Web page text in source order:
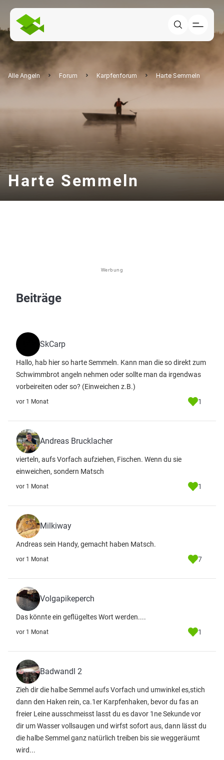
Alle Angeln Forum Karpfenforum Harte Semmeln
Harte Semmeln
Werbung
Beiträge
SkCarp
Hallo, hab hier so harte Semmeln. Kann man die so direkt zum
Schwimmbrot angeln nehmen oder sollte man da irgendwas
vorbeireiten oder so? (Einweichen z.B.)
vor 1 Monat 1
Andreas Brucklacher
vierteln, aufs Vorfach aufziehen, Fischen. Wenn du sie
einweichen, sondern Matsch
vor 1 Monat 1
Milkiway
Andreas sein Handy, gemacht haben Matsch.
vor 1 Monat 7
Volgapikeperch
Das könnte ein geflügeltes Wort werden....
vor 1 Monat 1
Badwandl 2
Zieh dir die halbe Semmel aufs Vorfach und umwinkel es,stich
dann den Haken rein, ca.1er Karpfenhaken, bevor du fas an
freier Leine ausschmeisst lasst du es davor 1ne Sekunde vor
dir um Wasser vollsaugen und wirfst sofort aus, dann lässt du
die halbe Semmel ganz natürlich treiben bis sie weggeräumt
wird...